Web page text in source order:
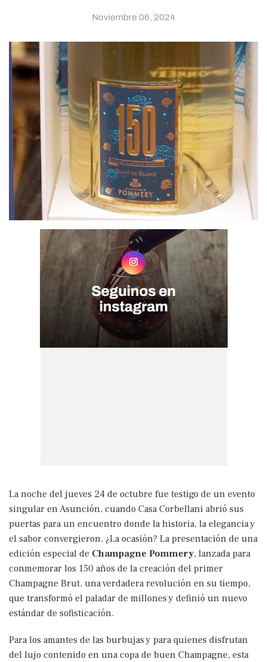
Noviembre 06, 2024
La noche del jueves 24 de octubre fue testigo de un evento
singular en Asunción, cuando Casa Corbellani abrió sus
puertas para un encuentro donde la historia, la elegancia y
el sabor convergieron. ¿La ocasión? La presentación de una
edición especial de Champagne Pommery, lanzada para
conmemorar los 150 años de la creación del primer
Champagne Brut, una verdadera revolución en su tiempo,
que transformó el paladar de millones y definió un nuevo
estándar de sofisticación.
Para los amantes de las burbujas y para quienes disfrutan
del lujo contenido en una copa de buen Champagne, esta